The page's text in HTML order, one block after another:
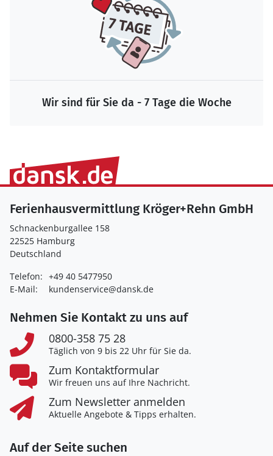
Wir sind für Sie da - 7 Tage die Woche
Ferienhausvermittlung Kröger+Rehn GmbH
Schnackenburgallee 158
22525 Hamburg
Deutschland
Telefon: +49 40 5477950
E-Mail:
kundenservice@dansk.de
Nehmen Sie Kontakt zu uns auf
0800-358 75 28
Täglich von 9 bis 22 Uhr für Sie da.
Zum Kontaktformular
Wir freuen uns auf Ihre Nachricht.
Zum Newsletter anmelden
Aktuelle Angebote & Tipps erhalten.
Auf der Seite suchen